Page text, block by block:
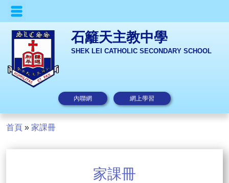
石籬天主教中學
SHEK LEI CATHOLIC SECONDARY SCHOOL
內聯網 網上學習
首頁 » 家課冊
家課冊